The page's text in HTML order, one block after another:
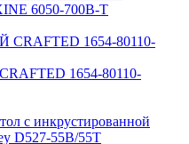
6050-700B-T
1654-80110-